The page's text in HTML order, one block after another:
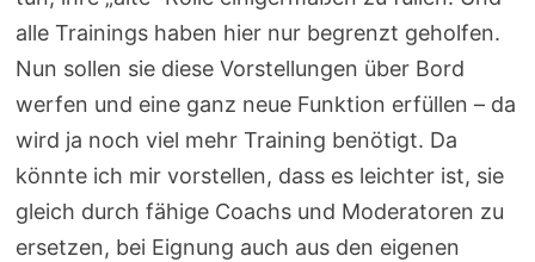
alle Trainings haben hier nur begrenzt geholfen.
Nun sollen sie diese Vorstellungen über Bord
werfen und eine ganz neue Funktion erfüllen – da
wird ja noch viel mehr Training benötigt. Da
könnte ich mir vorstellen, dass es leichter ist, sie
gleich durch fähige Coachs und Moderatoren zu
ersetzen, bei Eignung auch aus den eigenen